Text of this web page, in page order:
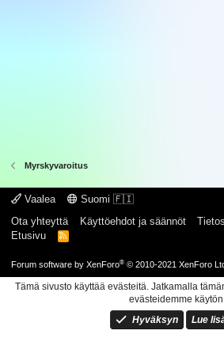
Myrskyvaroitus
Vaalea
Suomi 🇫🇮
Ota yhteyttä
Käyttöehdot ja säännöt
Etusivu
R
Forum software by XenForo® © 2010-2021 XenForo
Tämä sivusto käyttää evästeitä. Jatkamalla
evästeidemme
Hyväksyn
Lue